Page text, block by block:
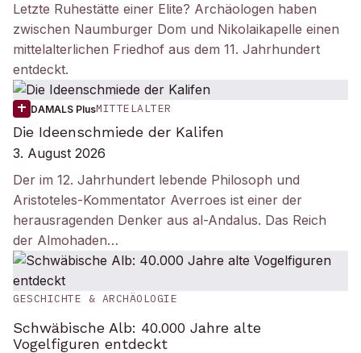
Letzte Ruhestätte einer Elite? Archäologen haben
zwischen Naumburger Dom und Nikolaikapelle einen
mittelalterlichen Friedhof aus dem 11. Jahrhundert
entdeckt.
DAMALS PlusMITTELALTER
Die Ideenschmiede der Kalifen
3. August 2026
Der im 12. Jahrhundert lebende Philosoph und
Aristoteles-Kommentator Averroes ist einer der
herausragenden Denker aus al-Andalus. Das Reich
der Almohaden…
GESCHICHTE & ARCHÄOLOGIE
Schwäbische Alb: 40.000 Jahre alte
Vogelfiguren entdeckt